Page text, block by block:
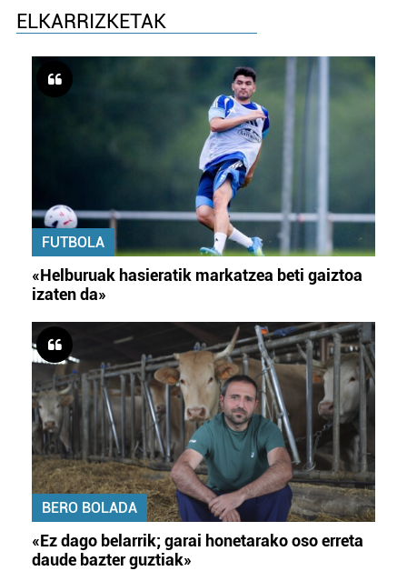
ELKARRIZKETAK
FUTBOLA
«Helburuak hasieratik markatzea beti gaiztoa
izaten da»
BERO BOLADA
«Ez dago belarrik; garai honetarako oso erreta
daude bazter guztiak»